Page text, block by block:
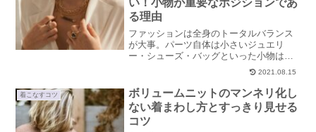
法をご紹介します。
る理由
ファッションは全身のトータルバランス
が大事。パーツ自体は小さいジュエリ
ー・シューズ・バッグといった小物は、
おしゃれを構築する上で欠かせないアイ
テムです。小物が重要なポジションであ
る理由についてご紹介します。
2021.08.15
着こなすコツ
ボリュームニットのマンネリ化し
ない着まわし方とすっきり見せる
コツ